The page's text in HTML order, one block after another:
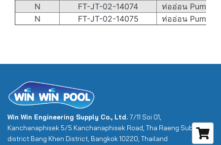
N
FT-JT-02-14074
ท่ออ่อน Pump
N
FT-JT-02-14075 ท่ออ่อน Pump
Win Win Engineering Supply Co., Ltd. 7/11 Soi 01,
Kanchanaphisek 5/5 Kanchanaphisek Road, Tha Raeng Sub-
district Bang Khen District, Bangkok 10220, Thailand